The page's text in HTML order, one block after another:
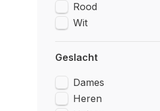
Rood
Wit
Geslacht
Dames
Heren